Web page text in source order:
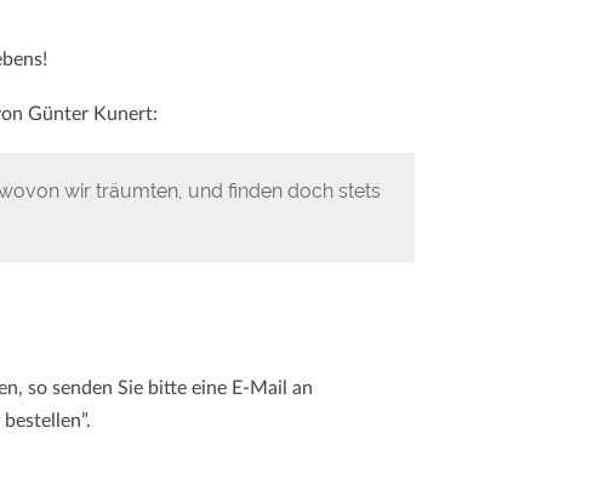
Günter Kunert:
wir träumten, und finden doch stets
so senden Sie bitte eine E-Mail an